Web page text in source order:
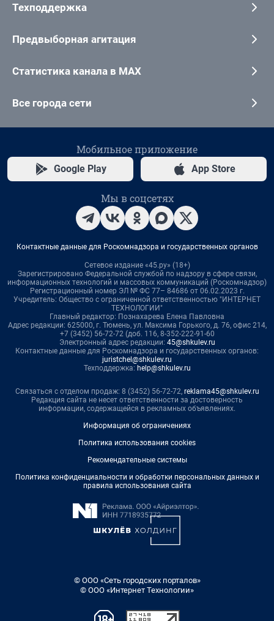
Техподдержка
Предвыборная агитация
Статистика канала в MAX
Все города сети
Мобильное приложение
Google Play App Store
Мы в соцсетях
Контактные данные для Роскомнадзора и государственных органов
Сетевое издание «45.ру» (18+)
Зарегистрировано Федеральной службой по надзору в сфере связи,
информационных технологий и массовых коммуникаций (Роскомнадзор)
Регистрационный номер ЭЛ № ФС 77– 84686 от 06.02.2023 г.
Учредитель: Общество с ограниченной ответственностью "ИНТЕРНЕТ
ТЕХНОЛОГИИ"
Главный редактор: Познахарева Елена Павловна
Адрес редакции: 625000, г. Тюмень, ул. Максима Горького, д. 76, офис 214,
+7 (3452) 56-72-72 (доб. 116, 8-352-222-91-60
Электронный адрес редакции: 45@shkulev.ru
Контактные данные для Роскомнадзора и государственных органов:
juristchel@shkulev.ru
Техподдержка: help@shkulev.ru
Связаться с отделом продаж: 8 (3452) 56-72-72, reklama45@shkulev.ru
Редакция сайта не несет ответственности за достоверность
информации, содержащейся в рекламных объявлениях.
Информация об ограничениях
Политика использования cookies
Рекомендательные системы
Политика конфиденциальности и обработки персональных данных и
правила использования сайта
© ООО «Сеть городских порталов»
© ООО «Интернет Технологии»